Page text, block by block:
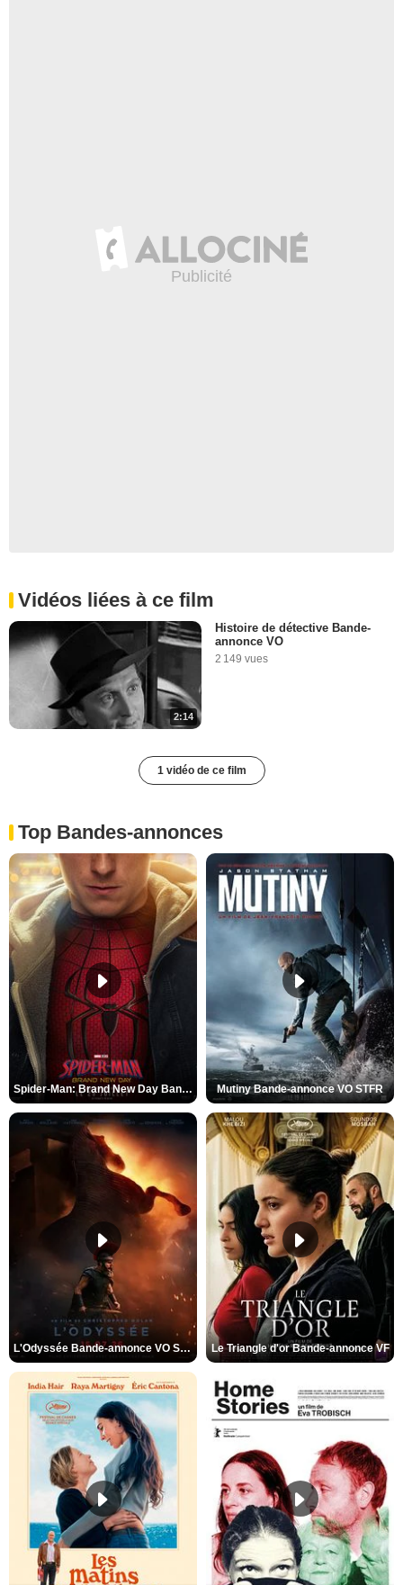
Vidéos liées à ce film
2:14
Histoire de détective Bande-
annonce VO
2 149 vues
1 vidéo de ce film
Top Bandes-annonces
Spider-Man: Brand New Day Bande-annonce VO STFR Mutiny Bande-annonce VO STFR
L'Odyssée Bande-annonce VO STFR Le Triangle d'or Bande-annonce VF